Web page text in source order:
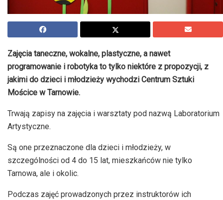
Zajęcia taneczne, wokalne, plastyczne, a nawet
programowanie i robotyka to tylko niektóre z propozycji, z
jakimi do dzieci i młodzieży wychodzi Centrum Sztuki
Mościce w Tarnowie.
Trwają zapisy na zajęcia i warsztaty pod nazwą Laboratorium
Artystyczne.
Są one przeznaczone dla dzieci i młodzieży, w
szczególności od 4 do 15 lat, mieszkańców nie tylko
Tarnowa, ale i okolic.
Podczas zajęć prowadzonych przez instruktorów ich